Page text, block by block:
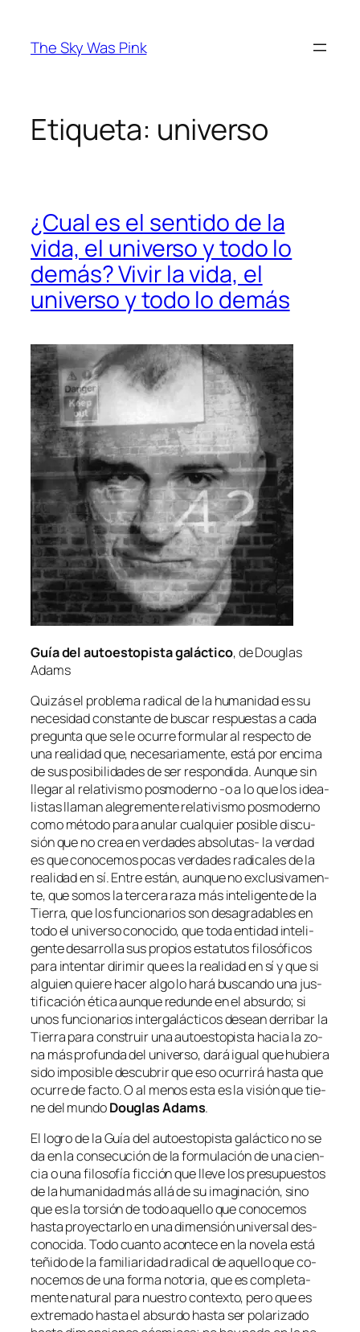
contenido
The Sky Was Pink
Etiqueta: universo
¿Cual es el sentido de la
vida, el universo y todo lo
demás? Vivir la vida, el
universo y todo lo demás
Guía del au­to­es­to­pis­ta ga­lác­ti­co, de Douglas
Adams
Quizás el pro­ble­ma ra­di­cal de la hu­ma­ni­dad es su
ne­ce­si­dad cons­tan­te de bus­car res­pues­tas a ca­da
pre­gun­ta que se le ocu­rre for­mu­lar al res­pec­to de
una reali­dad que, ne­ce­sa­ria­men­te, es­tá por en­ci­ma
de sus po­si­bi­li­da­des de ser res­pon­di­da. Aunque sin
lle­gar al re­la­ti­vis­mo pos­mo­derno ‑o a lo que los idea­
lis­tas lla­man ale­gre­men­tere­la­ti­vis­mo pos­mo­derno
co­mo mé­to­do pa­ra anu­lar cual­quier po­si­ble dis­cu­
sión que no crea en ver­da­des absolutas- la ver­dad
es que co­no­ce­mos po­cas ver­da­des ra­di­ca­les de la
reali­dad en sí. Entre es­tán, aun­que no ex­clu­si­va­men­
te, que so­mos la ter­ce­ra ra­za más in­te­li­gen­te de la
Tierra, que los fun­cio­na­rios son des­agra­da­bles en
to­do el uni­ver­so co­no­ci­do, que to­da en­ti­dad in­te­li­
gen­te de­sa­rro­lla sus pro­pios es­ta­tu­tos fi­lo­só­fi­cos
pa­ra in­ten­tar di­ri­mir que es la reali­dad en sí y que si
al­guien quie­re ha­cer al­go lo ha­rá bus­can­do una jus­
ti­fi­ca­ción éti­ca aun­que re­dun­de en el ab­sur­do; si
unos fun­cio­na­rios in­ter­ga­lác­ti­cos de­sean de­rri­bar la
Tierra pa­ra cons­truir una au­to­es­to­pis­ta ha­cia la zo­
na más pro­fun­da del uni­ver­so, da­rá igual que hu­bie­ra
si­do im­po­si­ble des­cu­brir que eso ocu­rri­rá has­ta que
ocu­rre de fac­to. O al me­nos es­ta es la vi­sión que tie­
ne del mun­doDouglas Adams.
El lo­gro de laGuía del au­to­es­to­pis­ta ga­lác­ti­cono se
da en la con­se­cu­ción de la for­mu­la­ción de una cien­
cia o una fi­lo­so­fía fic­ción que lle­ve los pre­su­pues­tos
de la hu­ma­ni­dad más allá de su ima­gi­na­ción, sino
que es la tor­sión de to­do aque­llo que co­no­ce­mos
has­ta pro­yec­tar­lo en una di­men­sión uni­ver­sal des­
co­no­ci­da. Todo cuan­to acon­te­ce en la no­ve­la es­tá
te­ñi­do de la fa­mi­lia­ri­dad ra­di­cal de aque­llo que co­
no­ce­mos de una for­ma no­to­ria, que es com­ple­ta­
men­te na­tu­ral pa­ra nues­tro con­tex­to, pe­ro que es
ex­tre­ma­do has­ta el ab­sur­do has­ta ser po­la­ri­za­do